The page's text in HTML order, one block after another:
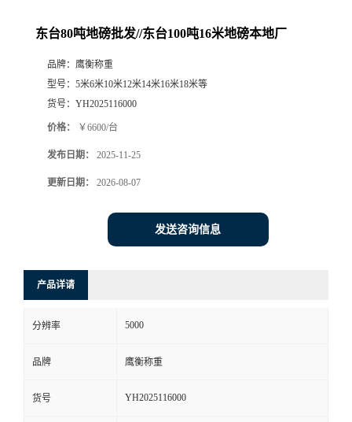
东台80吨地磅批发//东台100吨16米地磅本地厂
品牌： 鹰衡称重
型号： 5米6米10米12米14米16米18米等
货号： YH2025116000
价格： ￥6600/台
发布日期： 2025-11-25
更新日期： 2026-08-07
发送咨询信息
产品详请
分辨率 5000
品牌 鹰衡称重
货号 YH2025116000